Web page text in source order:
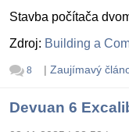
Stavba počítača
Zdroj: Building a
8 | Zaujímavý
Devuan 6